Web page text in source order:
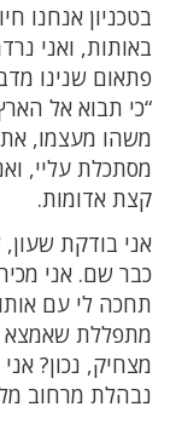
בטכניון אנחנו
באותות, ואני
פתאום שנינו
“כי תבוא אל
משהו מעצמו,
מסתכלת עליי,
קצת אדומות.
אני בודקת
כבר שם. אני
תחכה לי עם
מתפללת שאמצא
מצחיק, נכון?
נבהלת מרחוב